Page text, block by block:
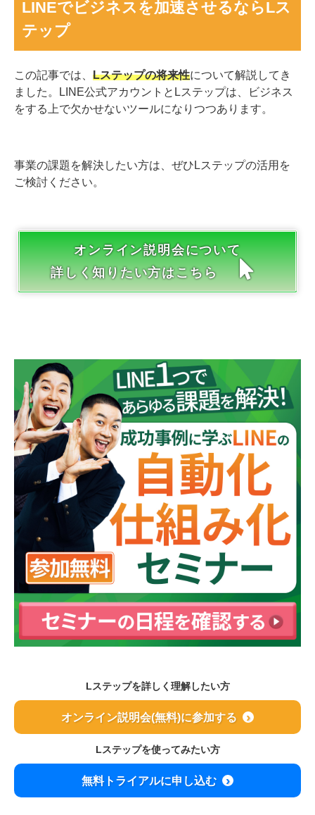
LINEでビジネスを加速させるならLス
テップ
この記事では、 Lステップの将来性について解説してき
ました。LINE公式アカウントとLステップは、ビジネス
をする上で欠かせないツールになりつつあります。
事業の課題を解決したい方は、ぜひLステップの活用を
ご検討ください。
オンライン説明会について
詳しく知りたい方はこちら
Lステップを詳しく理解したい方
オンライン説明会(無料)に参加する
Lステップを使ってみたい方
無料トライアルに申し込む